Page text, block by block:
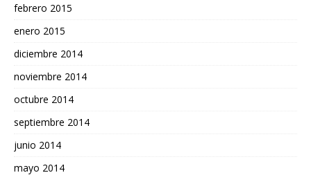
febrero 2015
enero 2015
diciembre 2014
noviembre 2014
octubre 2014
septiembre 2014
junio 2014
mayo 2014